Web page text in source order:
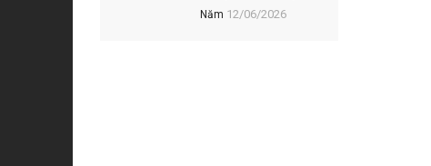
Năm 12/06/2026